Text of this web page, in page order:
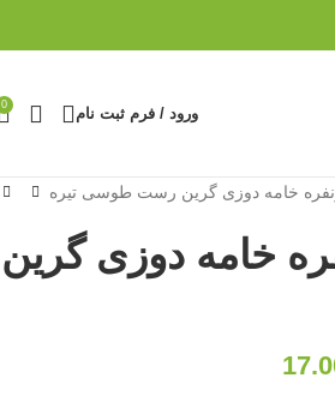
ورود / فرم ثبت نام
0
خامه دوزی گرین رست طوسی تیره
خامه دوزی گرین